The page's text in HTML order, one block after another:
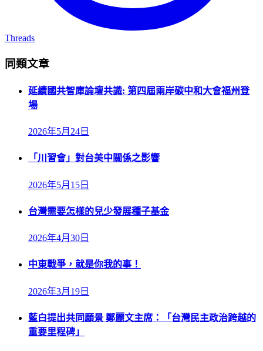
Threads
同類文章
延續國共智庫論壇共識: 第四屆兩岸碳中和大會福州登
場
2026年5月24日
「川習會」對台美中關係之影響
2026年5月15日
台灣需要怎樣的兒少發展種子基金
2026年4月30日
中東戰爭，就是你我的事！
2026年3月19日
藍白提出共同願景 鄭麗文主席：「台灣民主政治跨越的
重要里程碑」